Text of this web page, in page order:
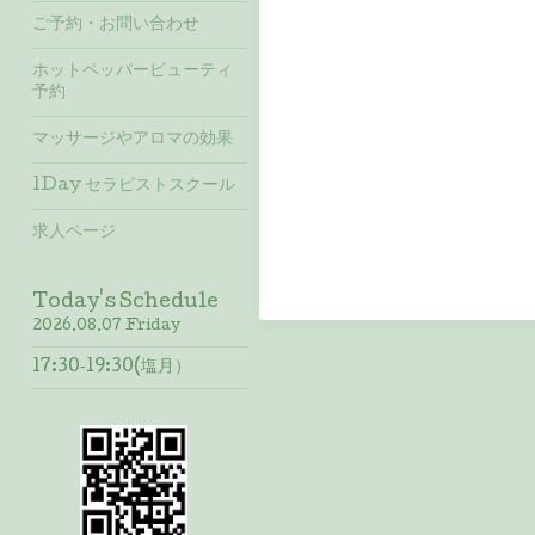
ご予約・お問い合わせ
ホットペッパービューティ
予約
マッサージやアロマの効果
1Day セラピストスクール
求人ページ
Today's Schedule
2026.08.07 Friday
17:30‐19:30(塩月）